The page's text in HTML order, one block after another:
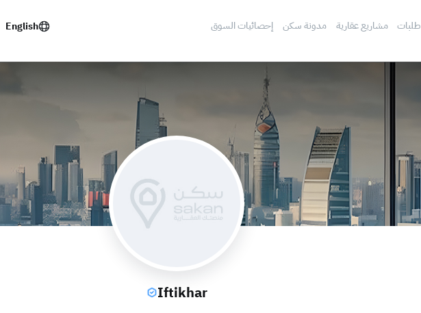
طلبات مشاريع عقارية مدونة سكن إحصائيات السوق English
Iftikhar